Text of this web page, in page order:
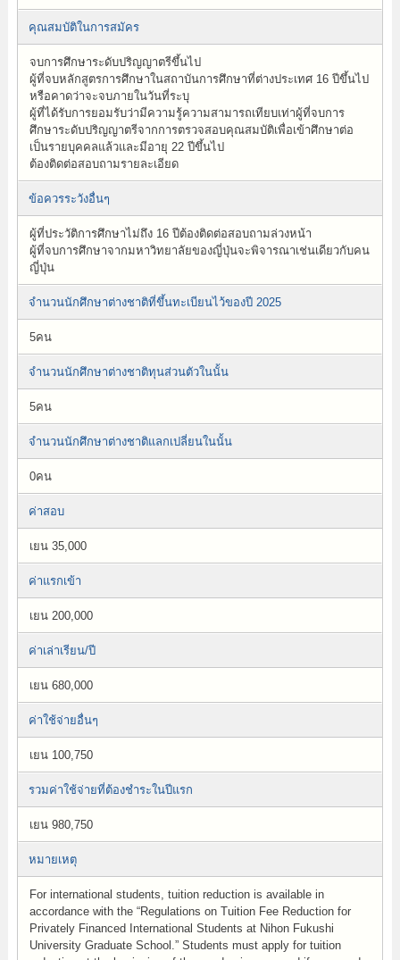
คุณสมบัติในการสมัคร
จบการศึกษาระดับปริญญาตรีขึ้นไป
ผู้ที่จบหลักสูตรการศึกษาในสถาบันการศึกษาที่ต่างประเทศ 16 ปีขึ้นไป
หรือคาดว่าจะจบภายในวันที่ระบุ
ผู้ที่ได้รับการยอมรับว่ามีความรู้ความสามารถเทียบเท่าผู้ที่จบการ
ศึกษาระดับปริญญาตรีจากการตรวจสอบคุณสมบัติเพื่อเข้าศึกษาต่อ
เป็นรายบุคคลแล้วและมีอายุ 22 ปีขึ้นไป
ต้องติดต่อสอบถามรายละเอียด
ข้อควรระวังอื่นๆ
ผู้ที่ประวัติการศึกษาไม่ถึง 16 ปีต้องติดต่อสอบถามล่วงหน้า
ผู้ที่จบการศึกษาจากมหาวิทยาลัยของญี่ปุ่นจะพิจารณาเช่นเดียวกับคน
ญี่ปุ่น
จำนวนนักศึกษาต่างชาติที่ขึ้นทะเบียนไว้ของปี 2025
5คน
จำนวนนักศึกษาต่างชาติทุนส่วนตัวในนั้น
5คน
จำนวนนักศึกษาต่างชาติแลกเปลี่ยนในนั้น
0คน
ค่าสอบ
เยน 35,000
ค่าแรกเข้า
เยน 200,000
ค่าเล่าเรียน/ปี
เยน 680,000
ค่าใช้จ่ายอื่นๆ
เยน 100,750
รวมค่าใช้จ่ายที่ต้องชำระในปีแรก
เยน 980,750
หมายเหตุ
For international students, tuition reduction is available in
accordance with the “Regulations on Tuition Fee Reduction for
Privately Financed International Students at Nihon Fukushi
University Graduate School.” Students must apply for tuition